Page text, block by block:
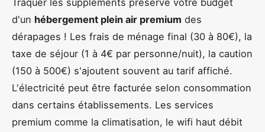
d'un hébergement plein air premium des
dérapages ! Les frais de ménage final (30 à 80€), la
taxe de séjour (1 à 4€ par personne/nuit), la caution
(150 à 500€) s'ajoutent souvent au tarif affiché.
L'électricité peut être facturée selon consommation
dans certains établissements. Les services
premium comme la climatisation, le wifi haut débit